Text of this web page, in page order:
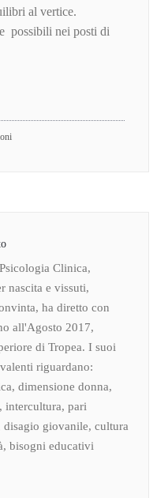
al vertice.
possibili nei posti di
Clinica,
nascita e vissuti,
ha diretto con
all'Agosto 2017,
di Tropea. I suoi
riguardano:
dimensione donna,
intercultura, pari
disagio giovanile, cultura
bisogni educativi